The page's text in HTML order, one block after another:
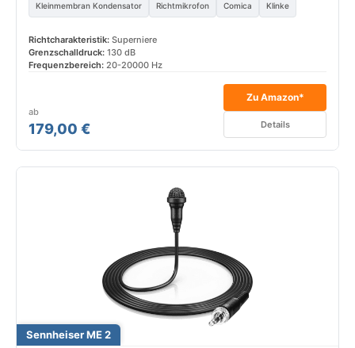
Kleinmembran Kondensator Richtmikrofon Comica Klinke
Richtcharakteristik: Superniere
Grenzschalldruck: 130 dB
Frequenzbereich: 20-20000 Hz
ab
179,00 €
Zu Amazon*
Details
Sennheiser ME 2